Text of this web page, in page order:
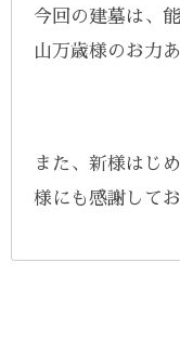
今回の建墓は、
山万歳様のお力
また、新様はじ
様にも感謝してお